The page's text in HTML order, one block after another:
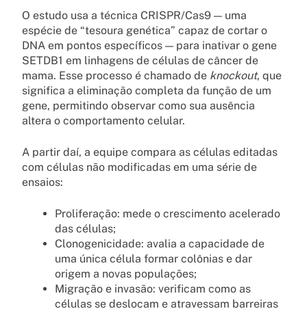
O estudo usa a técnica CRISPR/Cas9 — uma
espécie de “tesoura genética” capaz de cortar o
DNA em pontos específicos — para inativar o gene
SETDB1 em linhagens de células de câncer de
mama. Esse processo é chamado de knockout, que
significa a eliminação completa da função de um
gene, permitindo observar como sua ausência
altera o comportamento celular.
A partir daí, a equipe compara as células editadas
com células não modificadas em uma série de
ensaios:
Proliferação: mede o crescimento acelerado
das células;
Clonogenicidade: avalia a capacidade de
uma única célula formar colônias e dar
origem a novas populações;
Migração e invasão: verificam como as
células se deslocam e atravessam barreiras